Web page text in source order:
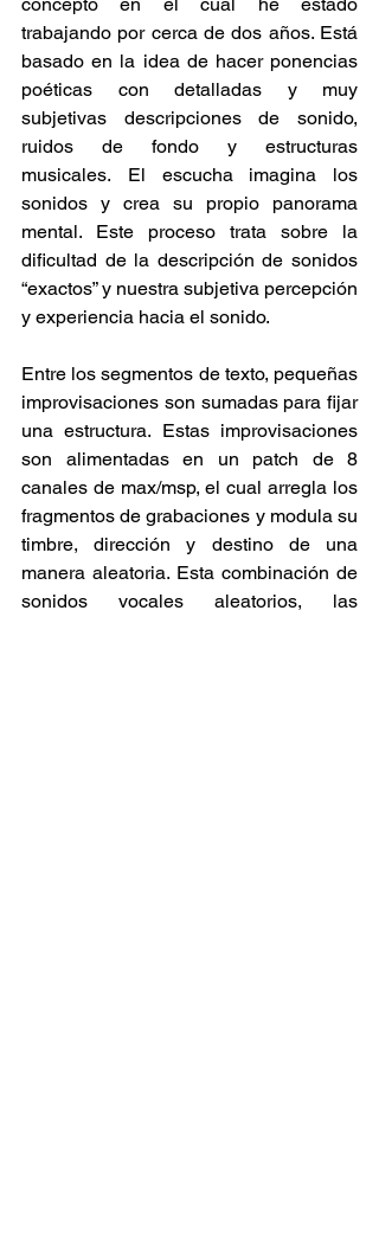
trabajando por cerca de dos años. Está
basado en la idea de hacer ponencias
poéticas con detalladas y muy
subjetivas descripciones de sonido,
ruidos de fondo y estructuras
musicales. El escucha imagina los
sonidos y crea su propio panorama
mental. Este proceso trata sobre la
dificultad de la descripción de sonidos
“exactos” y nuestra subjetiva percepción
y experiencia hacia el sonido.
Entre los segmentos de texto, pequeñas
improvisaciones son sumadas para fijar
una estructura. Estas improvisaciones
son alimentadas en un patch de 8
canales de max/msp, el cual arregla los
fragmentos de grabaciones y modula su
timbre, dirección y destino de una
manera aleatoria. Esta combinación de
sonidos vocales aleatorios, las